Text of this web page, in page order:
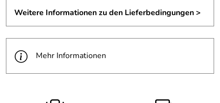
Weitere Informationen zu den Lieferbedingungen >
Mehr Informationen